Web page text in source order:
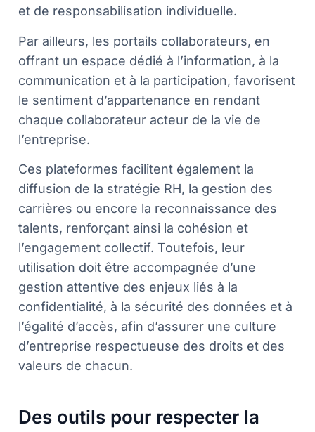
et de responsabilisation individuelle.
Par ailleurs, les portails collaborateurs, en
offrant un espace dédié à l’information, à la
communication et à la participation, favorisent
le sentiment d’appartenance en rendant
chaque collaborateur acteur de la vie de
l’entreprise.
Ces plateformes facilitent également la
diffusion de la stratégie RH, la gestion des
carrières ou encore la reconnaissance des
talents, renforçant ainsi la cohésion et
l’engagement collectif. Toutefois, leur
utilisation doit être accompagnée d’une
gestion attentive des enjeux liés à la
confidentialité, à la sécurité des données et à
l’égalité d’accès, afin d’assurer une culture
d’entreprise respectueuse des droits et des
valeurs de chacun.
Des outils pour respecter la